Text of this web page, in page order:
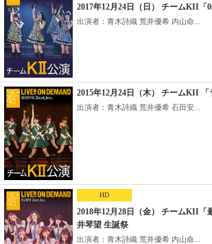
2017年12月24日（日） チームKII「
出演者：青木詩織 荒井優希 内山命...
2015年12月24日（木） チームKII
出演者：青木詩織 荒井優希 石田安...
HD
2018年12月28日（金） チームKII「
井琴望 生誕祭
出演者：青木詩織 荒井優希 内山命...